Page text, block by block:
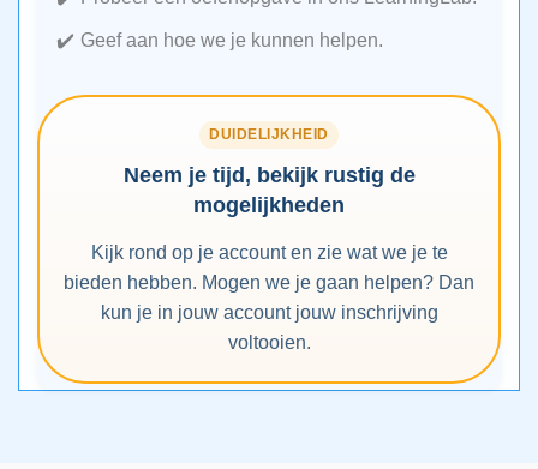
Geef aan hoe we je kunnen helpen.
DUIDELIJKHEID
Neem je tijd, bekijk rustig de
mogelijkheden
Kijk rond op je account en zie wat we je te
bieden hebben. Mogen we je gaan helpen? Dan
kun je in jouw account jouw inschrijving
voltooien.